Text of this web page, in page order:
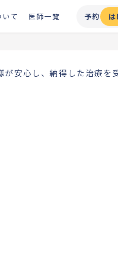
て 医師一覧 予約 は
安心し、納得した治療を